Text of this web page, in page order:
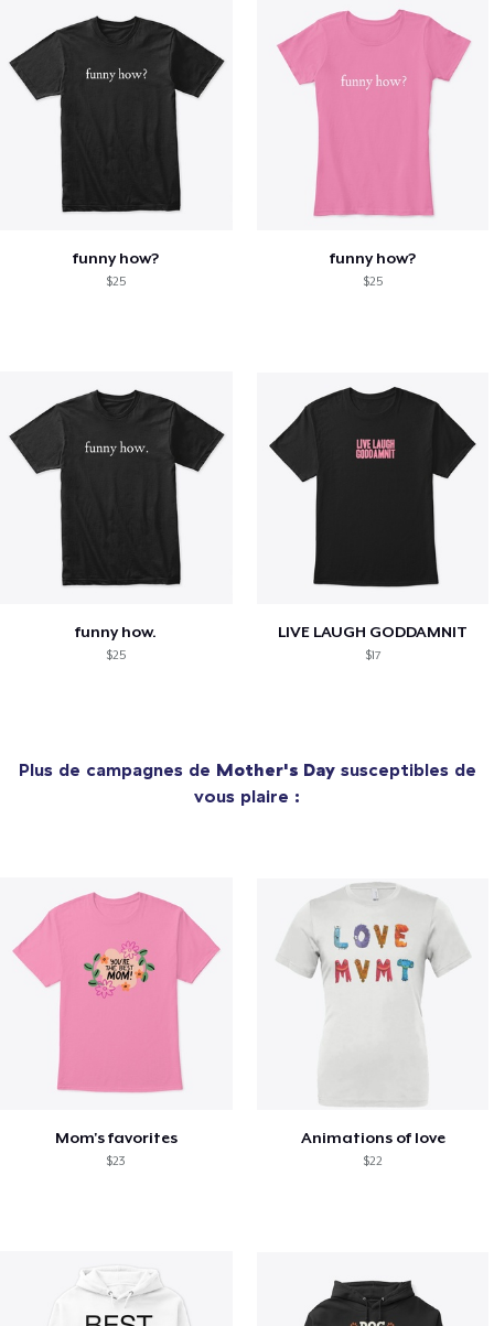
funny how?
$25
funny how?
$25
funny how.
$25
LIVE LAUGH GODDAMNIT
$17
Plus de campagnes de Mother's Daysusceptibles de
vous plaire :
Mom's favorites
$23
Animations of love
$22